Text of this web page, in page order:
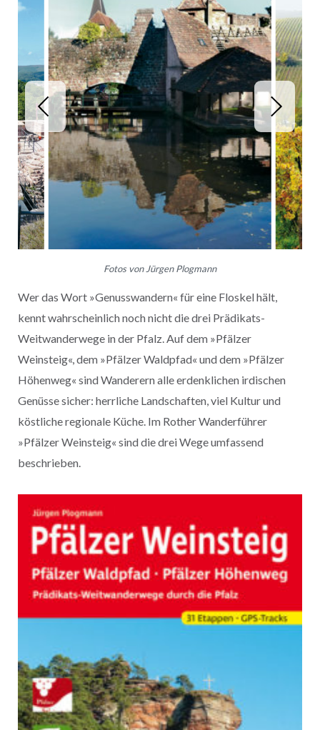
Fotos von Jürgen Plogmann
Wer das Wort »Genusswandern« für eine Floskel hält,
kennt wahrscheinlich noch nicht die drei Prädikats-
Weitwanderwege in der Pfalz. Auf dem »Pfälzer
Weinsteig«, dem »Pfälzer Waldpfad« und dem »Pfälzer
Höhenweg« sind Wanderern alle erdenklichen irdischen
Genüsse sicher: herrliche Landschaften, viel Kultur und
köstliche regionale Küche. Im Rother Wanderführer
»Pfälzer Weinsteig« sind die drei Wege umfassend
beschrieben.